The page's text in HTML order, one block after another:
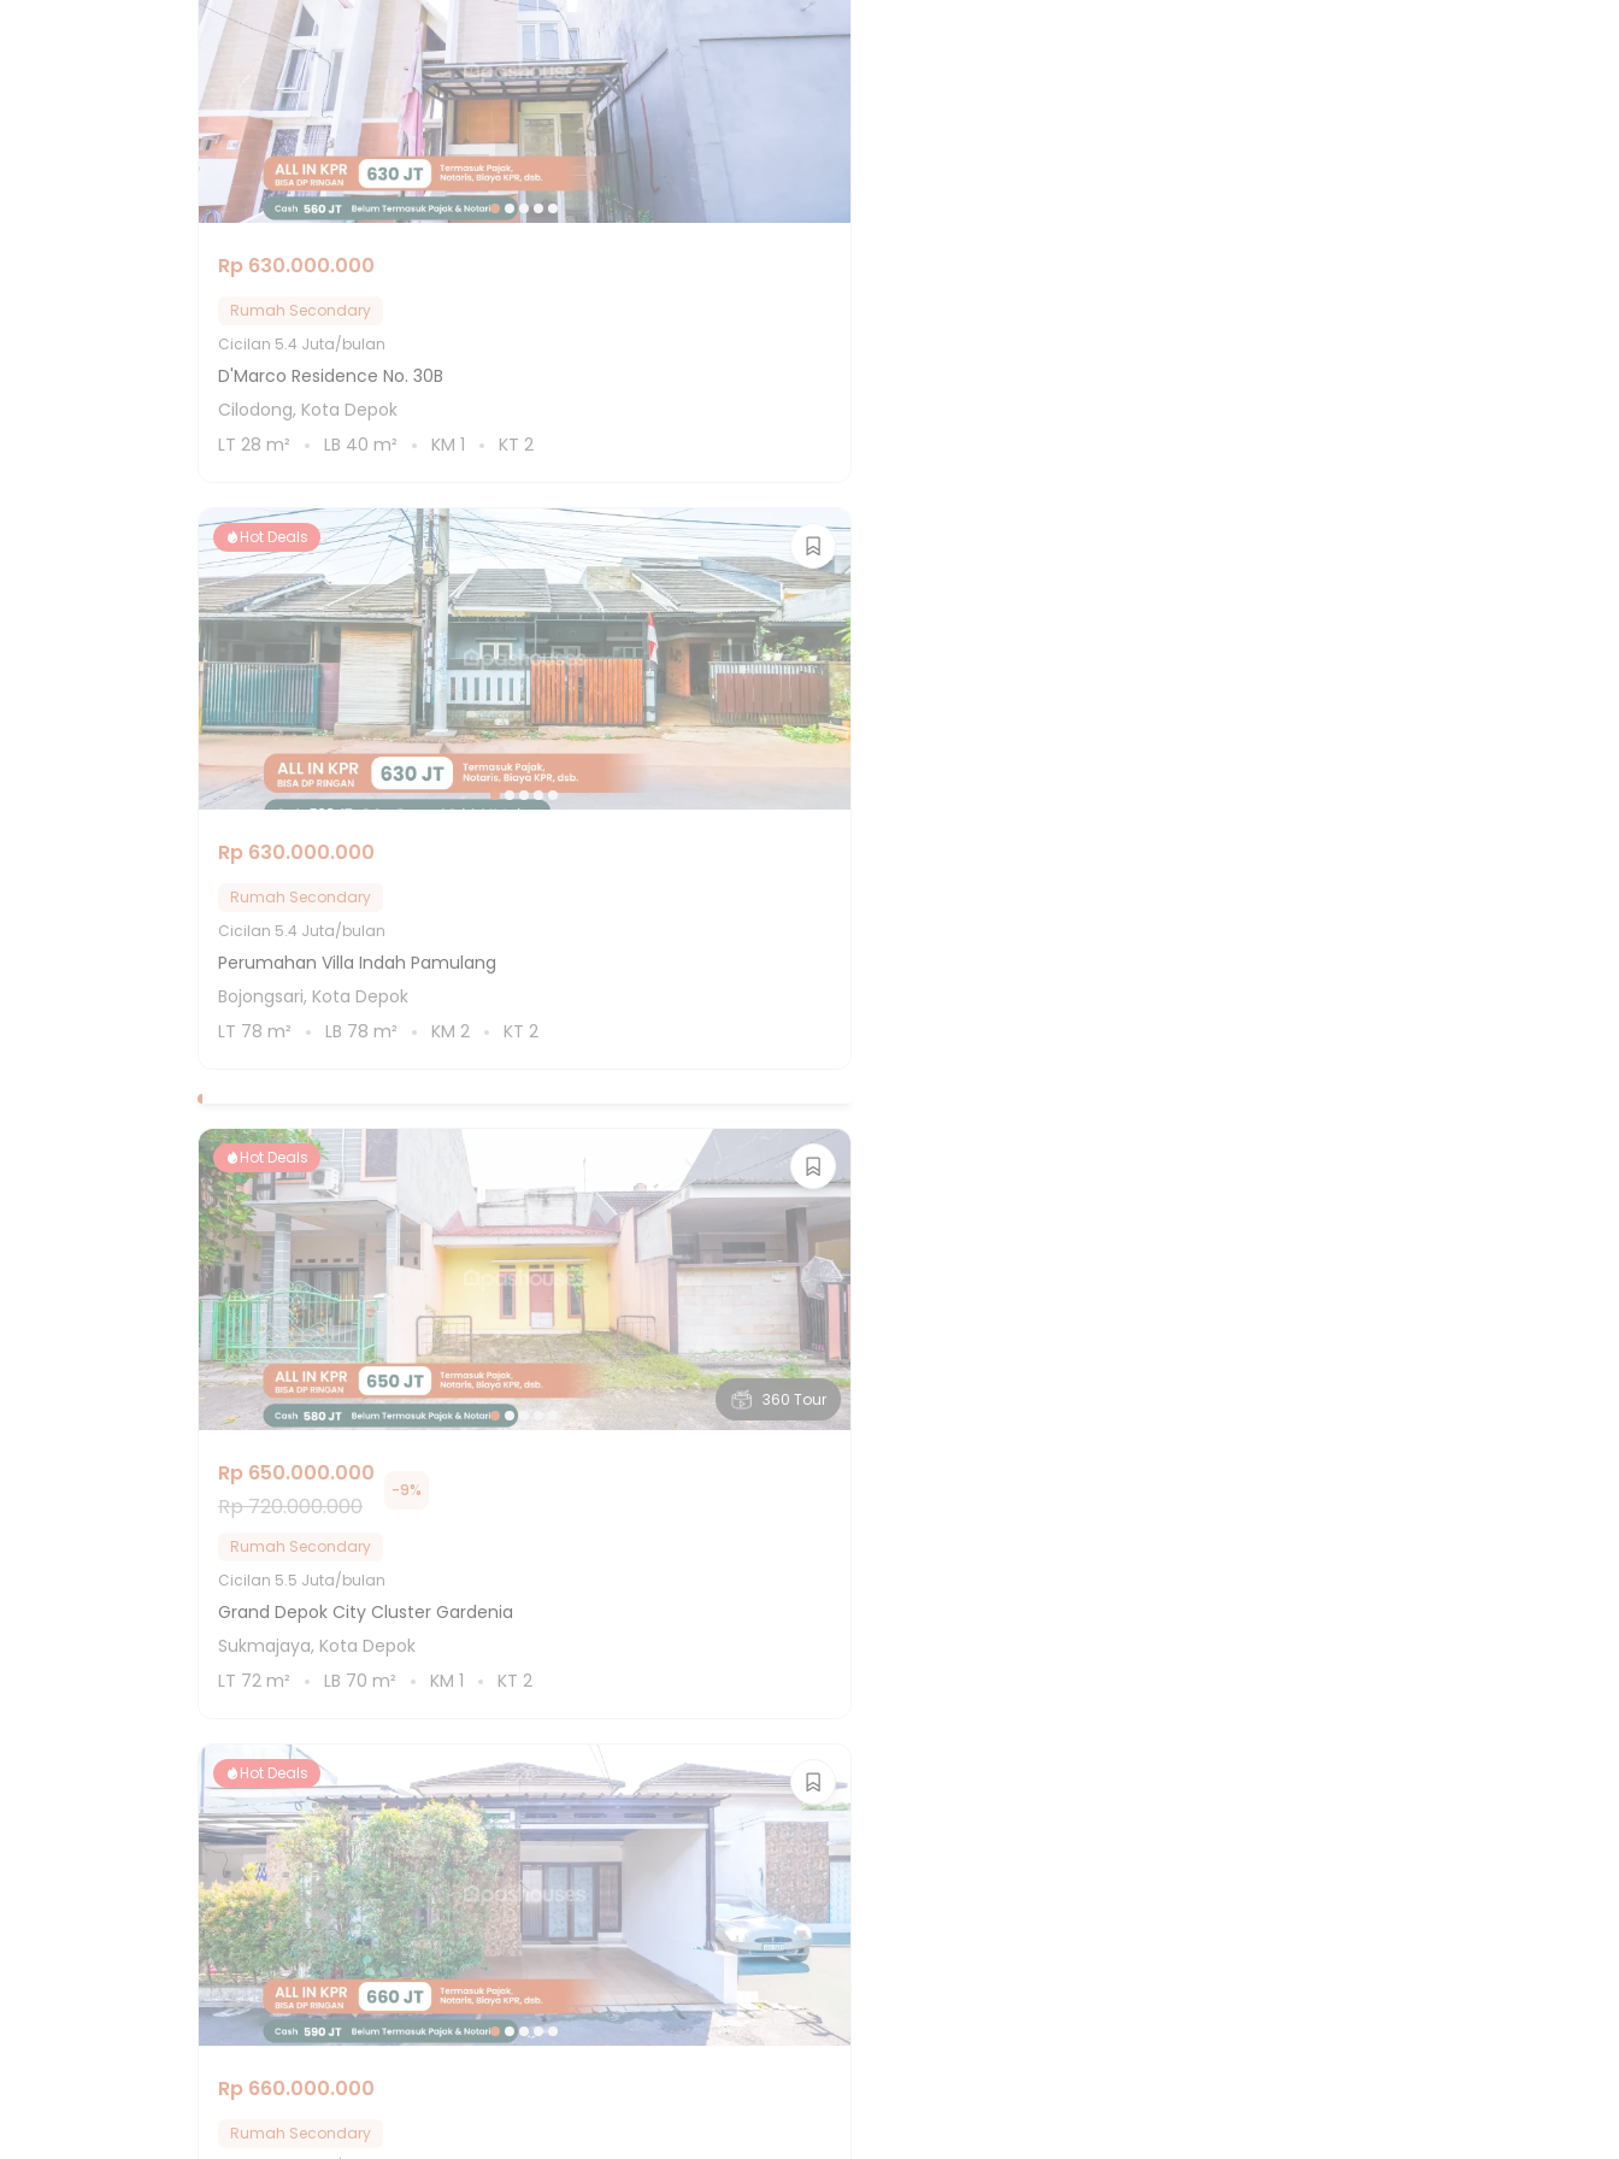
Rp 630.000.000
Rumah Secondary
Cicilan 5.4 Juta/bulan
D'Marco Residence No. 30B
Cilodong, Kota Depok
LT 28 m² LB 40 m² KM 1 KT 2
Hot Deals
Rp 630.000.000
Rumah Secondary
Cicilan 5.4 Juta/bulan
Perumahan Villa Indah Pamulang
Bojongsari, Kota Depok
LT 78 m² LB 78 m² KM 2 KT 2
360 Tour
Hot Deals
Rp 650.000.000
Rp 720.000.000
-9%
Rumah Secondary
Cicilan 5.5 Juta/bulan
Grand Depok City Cluster Gardenia
Sukmajaya, Kota Depok
LT 72 m² LB 70 m² KM 1 KT 2
Hot Deals
Rp 660.000.000
Rumah Secondary